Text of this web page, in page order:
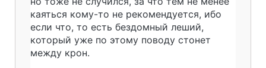
каяться кому-то не рекомендуется, ибо
если что, то есть бездомный леший,
который уже по этому поводу стонет
между крон.